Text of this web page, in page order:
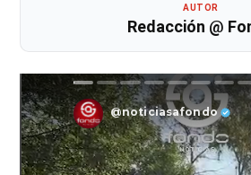
AUTOR
Redacción @
@noticiasafondo